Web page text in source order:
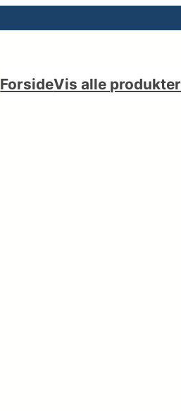
ForsideVis alle produkter